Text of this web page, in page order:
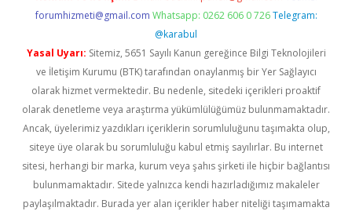
forumhizmeti@gmail.com Whatsapp: 0262 606 0 726 Telegram:
@karabul
Yasal Uyarı: Sitemiz, 5651 Sayılı Kanun gereğince Bilgi Teknolojileri
ve İletişim Kurumu (BTK) tarafından onaylanmış bir Yer Sağlayıcı
olarak hizmet vermektedir. Bu nedenle, sitedeki içerikleri proaktif
olarak denetleme veya araştırma yükümlülüğümüz bulunmamaktadır.
Ancak, üyelerimiz yazdıkları içeriklerin sorumluluğunu taşımakta olup,
siteye üye olarak bu sorumluluğu kabul etmiş sayılırlar. Bu internet
sitesi, herhangi bir marka, kurum veya şahıs şirketi ile hiçbir bağlantısı
bulunmamaktadır. Sitede yalnızca kendi hazırladığımız makaleler
paylaşılmaktadır. Burada yer alan içerikler haber niteliği taşımamakta